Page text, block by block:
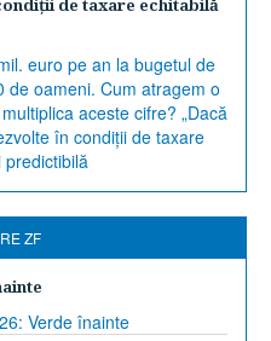
de taxare echitabilă
ZF